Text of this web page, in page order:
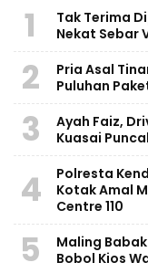
1
Tak Terima
Nekat Sebar
2
Pria Asal
Puluhan
3
Ayah Faiz,
Kuasai
4
Polresta
Kotak Amal
Centre 110
5
Maling
Bobol Kios